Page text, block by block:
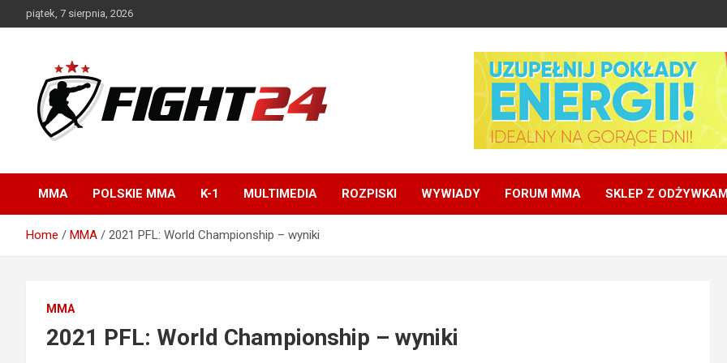
to
piątek, 7 sierpnia, 2026
K-1, UFC
MMA POLSKIE MMA K-1 MULTIMEDIA ROZPISKI WYWIADY FORUM MMA SKLEP Z
Home MMA 2021 PFL: World Championship – wyniki
MMA
2021 PFL: World Championship – wyniki